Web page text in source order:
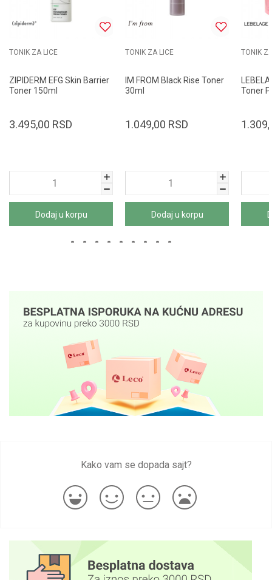
TONIK ZA LICE
ZIPIDERM EFG Skin Barrier
Toner 150ml
3.495,00 RSD
Dodaj u korpu
TONIK ZA LICE
IM FROM Black Rise Toner
30ml
1.049,00 RSD
Dodaj u korpu
TONIK
Toner
Kako vam se dopada sajt?